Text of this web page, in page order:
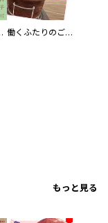
ち晩酌 働くふたりのごほうび飯
もっと見る